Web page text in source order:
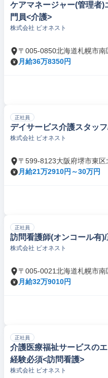
ケアマネージャー(管理者
門員<介護>
株式会社 ビオネスト
〒005-0850北海道札幌市南
月給36万8350円
正社員
デイサービス介護スタッ
株式会社 ビオネスト
〒599-8123大阪府堺市東区
月給21万2910円～30万円
正社員
訪問看護師(オンコール有
株式会社 ビオネスト
〒005-0021北海道札幌市
月給32万9010円
正社員
介護医療福祉サービスの
経験必須<訪問看護>
株式会社 ビオネスト